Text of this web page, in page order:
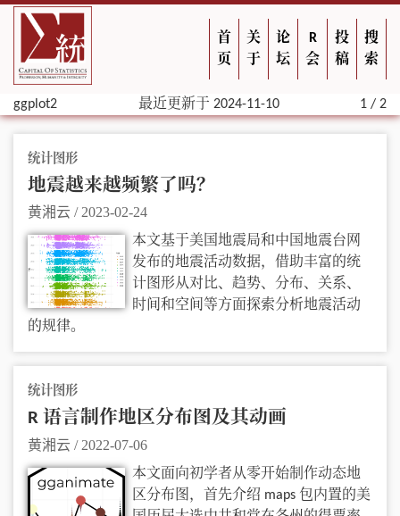
首
页
关
于
论
坛
R
会
投
稿
搜
索
ggplot2 最近更新于 2024-11-10 1 / 2
统计图形
地震越来越频繁了吗？
黄湘云 / 2023-02-24
本文基于美国地震局和中国地震台网
发布的地震活动数据，借助丰富的统
计图形从对比、趋势、分布、关系、
时间和空间等方面探索分析地震活动
的规律。
统计图形
R 语言制作地区分布图及其动画
黄湘云 / 2022-07-06
本文面向初学者从零开始制作动态地
区分布图，首先介绍 maps 包内置的美